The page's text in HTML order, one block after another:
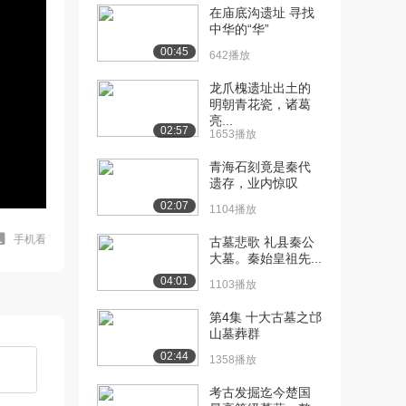
手机看
00:45
在庙底沟遗址 寻找
中华的“华”
642播放
02:57
龙爪槐遗址出土的
明朝青花瓷，诸葛
亮...
1653播放
02:07
青海石刻竟是秦代
遗存，业内惊叹
1104播放
04:01
古墓悲歌 礼县秦公
大墓。秦始皇祖先...
1103播放
02:44
第4集 十大古墓之邙
山墓葬群
1358播放
考古发掘迄今楚国